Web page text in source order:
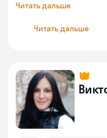
Читать дальше
Читать дальше